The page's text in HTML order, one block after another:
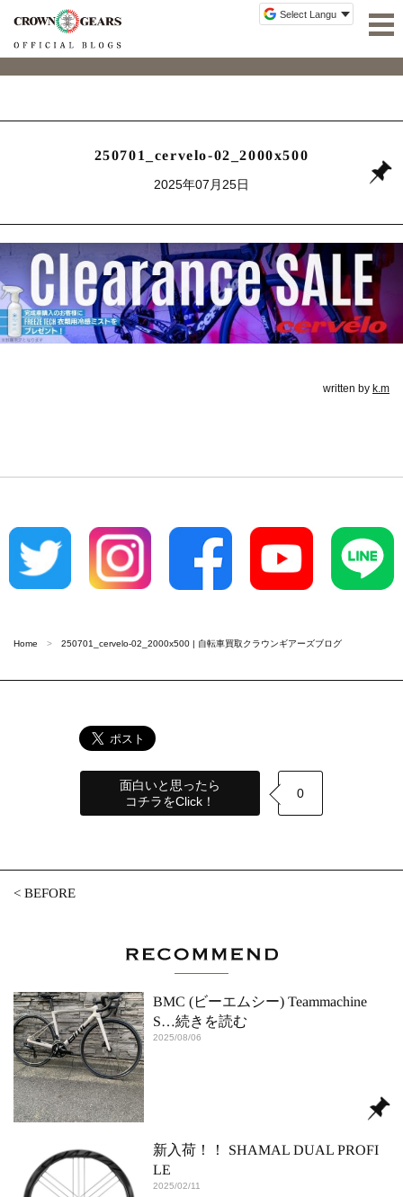
250701_cervelo-02_2000x500
2025年07月25日
written by k.m
Home 250701_cervelo-02_2000x500 | 自転車買取クラウンギアーズブログ
面白いと思ったら
コチラをClick！
0
<BEFORE
BMC (ビーエムシー) Teammachine
S…続きを読む
2025/08/06
新入荷！！ SHAMAL DUAL PROFI
LE
2025/02/11